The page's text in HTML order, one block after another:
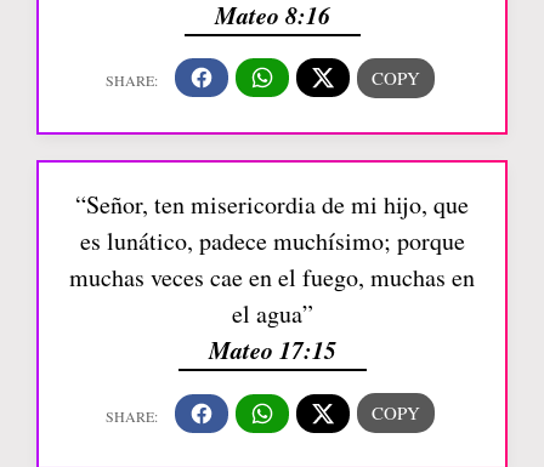
Mateo 8:16
“Señor, ten misericordia de mi hijo, que
es lunático, padece muchísimo; porque
muchas veces cae en el fuego, muchas en
el agua”
Mateo 17:15